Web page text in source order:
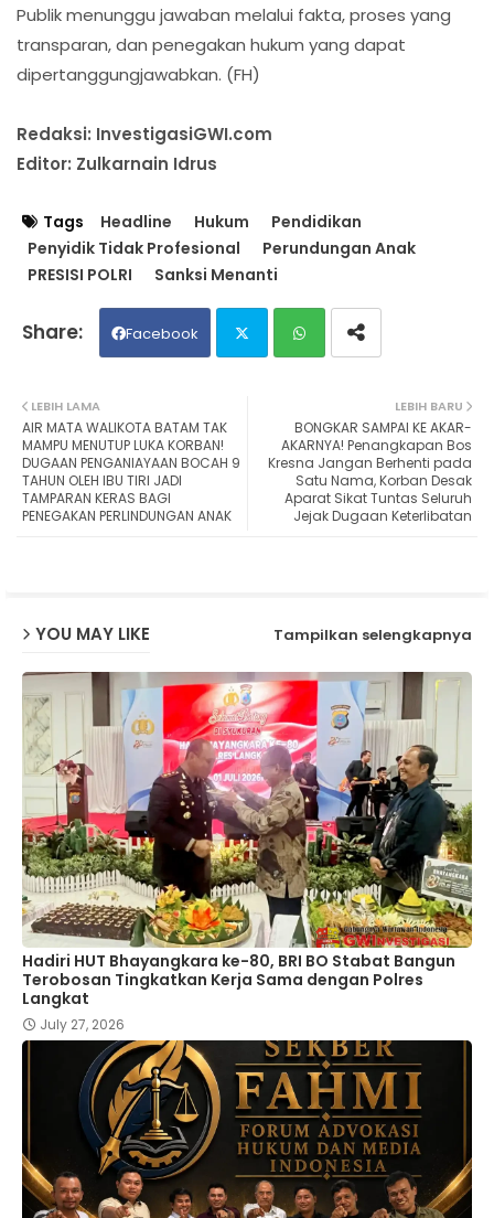
Publik menunggu jawaban melalui fakta, proses yang
transparan, dan penegakan hukum yang dapat
dipertanggungjawabkan. (FH)
Redaksi: InvestigasiGWI.com
Editor: Zulkarnain Idrus
Tags Headline Hukum
Pendidikan
Penyidik Tidak Profesional
Perundungan Anak
PRESISI POLRI
Sanksi Menanti
Facebook
ats
ap
LEBIH BARU
BONGKAR SAMPAI KE AKAR-
AKARNYA! Penangkapan Bos
Kresna Jangan Berhenti pada
Satu Nama, Korban Desak
Aparat Sikat Tuntas Seluruh
Jejak Dugaan Keterlibatan
LEBIH LAMA
AIR MATA WALIKOTA BATAM TAK
MAMPU MENUTUP LUKA KORBAN!
DUGAAN PENGANIAYAAN BOCAH 9
TAHUN OLEH IBU TIRI JADI
TAMPARAN KERAS BAGI
PENEGAKAN PERLINDUNGAN ANAK
YOU MAY LIKE Tampilkan selengkapnya
Hadiri HUT Bhayangkara ke-80, BRI BO Stabat Bangun
Terobosan Tingkatkan Kerja Sama dengan Polres
Langkat
July 27, 2026